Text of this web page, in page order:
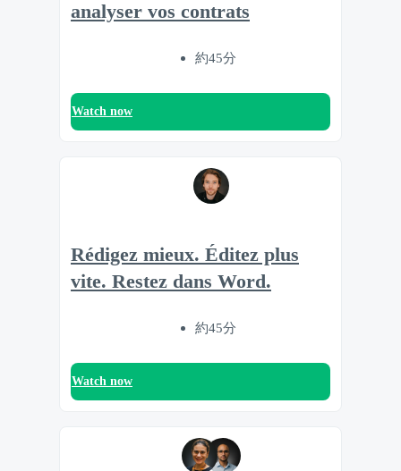
analyser vos contrats
約45分
Watch now
Rédigez mieux. Éditez plus
vite. Restez dans Word.
約45分
Watch now